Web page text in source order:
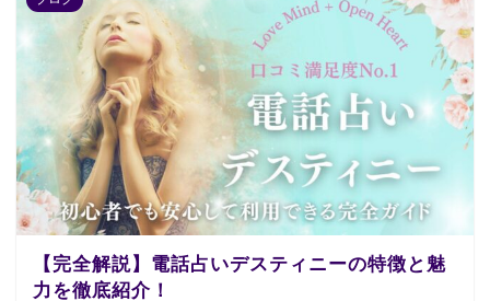
【完全解説】電話占いデスティニーの特徴と魅
力を徹底紹介！